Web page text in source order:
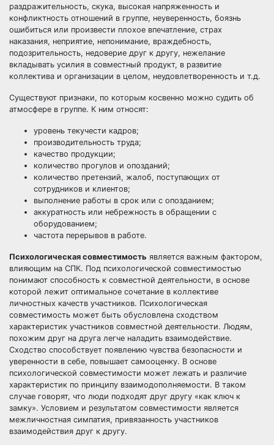
раздражительность, скука, высокая напряженность и
конфликтность отношений в группе, неуверенность, боязнь
ошибиться или произвести плохое впечатление, страх
наказания, неприятие, непонимание, враждебность,
подозрительность, недоверие друг к другу, нежелание
вкладывать усилия в совместный продукт, в развитие
коллектива и организации в целом, неудовлетворенность и т.д.
Существуют признаки, по которым косвенно можно судить об
атмосфере в группе. К ним относят:
уровень текучести кадров;
производительность труда;
качество продукции;
количество прогулов и опозданий;
количество претензий, жалоб, поступающих от
сотрудников и клиентов;
выполнение работы в срок или с опозданием;
аккуратность или небрежность в обращении с
оборудованием;
частота перерывов в работе.
Психологическая совместимость является важным фактором,
влияющим на СПК. Под психологической совместимостью
понимают способность к совместной деятельности, в основе
которой лежит оптимальное сочетание в коллективе
личностных качеств участников. Психологическая
совместимость может быть обусловлена сходством
характеристик участников совместной деятельности. Людям,
похожим друг на друга легче наладить взаимодействие.
Сходство способствует появлению чувства безопасности и
уверенности в себе, повышает самооценку. В основе
психологической совместимости может лежать и различие
характеристик по принципу взаимодополняемости. В таком
случае говорят, что люди подходят друг другу «как ключ к
замку». Условием и результатом совместимости является
межличностная симпатия, привязанность участников
взаимодействия друг к другу.